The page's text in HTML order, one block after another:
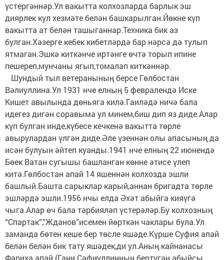
үстергәннәр.Ул вакытта колхозларда барлык эш
диярлек кул хезмәте белән башкарылган.Йөкне күп
вакытта ат белән ташыганнар.Техника бик аз
булган.Хәзерге кебек кибетләрдә бар нәрсә дә тулып
ятмаган.Эшкә киткәнче иртәнге өчтә торып ипине
пешереп,мунчаны ягып,томалап киткәннәр.
Шундый тыл ветеранының берсе Гөлбостан
Вәлиуллина.Ул 1931 нче елның 5 февралендә Иске
Кишет авылында дөньяга килә.Гаиләдә ничә бала
идегез дигән соравыма ул минем,биш дип яз диде.Алар
күп булган инде,күбесе кечкенә вакытта төрле
авырулардан үлгән диде.Әле үзеннән олы апасының да
исән булуын әйтеп куанды.1941 нче елның 22 июнендә
Бөек Ватан сугышы башланган көнне әтисе үлеп
китә.Гөлбостан апай 14 яшеннән колхозда эшли
башлый.Башта сарыклар карый,аннан бригадта төрле
эшләрдә эшли.1956 нчы елда Әхәт абыйга кияүгә
чыга.Алар өч бала тәрбияләп үстерәләр.Бу колхозның
“Спартак”,”Жданов”исемен йөрткән чаклары була.Ул
заманда бөтен кеше бер төсле яшәде.Күрше Суфия апай
белән белән бик тату яшәдек,ди ул.Аның кайнанасы
Фәриха апай (Гани Сафиуллинның бертуган абыйсы